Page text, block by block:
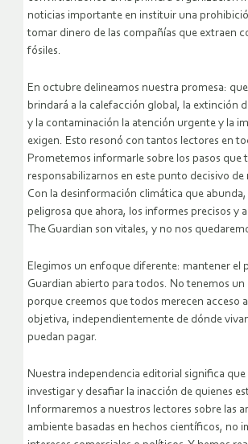
noticias importante en instituir una
tomar dinero de las compañías que extraen
fósiles.
En octubre delineamos nuestra promesa:
brindará a la calefacción global, la extinción
y la contaminación la atención urgente y la
exigen. Esto resonó con tantos lectores en
Prometemos informarle sobre los pasos que
responsabilizarnos en este punto decisivo de
Con la desinformación climática que abunda,
peligrosa que ahora, los informes precisos y
The Guardian son vitales, y no nos
Elegimos un enfoque diferente: mantener el
Guardian abierto para todos. No tenemos un
porque creemos que todos merecen acceso
objetiva, independientemente de dónde
puedan pagar.
Nuestra independencia editorial significa que
investigar y desafiar la inacción de quienes
Informaremos a nuestros lectores sobre las
ambiente basadas en hechos científicos, no